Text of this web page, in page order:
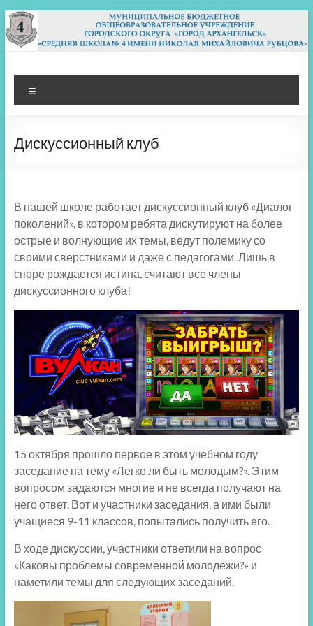
Перейти
к
содержимому
МБОУ СШ 4
Архангельск
Дискуссионный клуб
В нашей школе работает дискуссионный клуб «Диалог
поколений», в котором ребята дискутируют на более
острые и волнующие их темы, ведут полемику со
своими сверстниками и даже с педагогами. Лишь в
споре рождается истина, считают все члены
дискуссионного клуба!
15 октября прошло первое в этом учебном году
заседание на тему «Легко ли быть молодым?». Этим
вопросом задаются многие и не всегда получают на
него ответ. Вот и участники заседания, а ими были
учащиеся 9-11 классов, попытались получить его.
В ходе дискуссии, участники ответили на вопрос
«Каковы проблемы современной молодежи?» и
наметили темы для следующих заседаний.